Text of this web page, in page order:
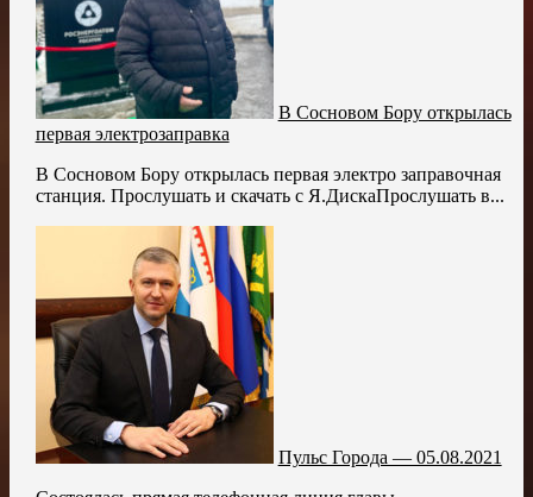
В Сосновом Бору открылась
первая электрозаправка
В Сосновом Бору открылась первая электро заправочная
станция. Прослушать и скачать с Я.ДискаПрослушать в...
Пульс Города — 05.08.2021